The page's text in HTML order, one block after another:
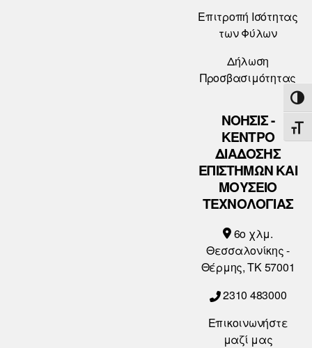
Επιτροπή Ισότητας
των Φύλων
Δήλωση
Προσβασιμότητας
ΝΟΗΣΙΣ -
ΚΕΝΤΡΟ
ΔΙΑΔΟΣΗΣ
ΕΠΙΣΤΗΜΩΝ ΚΑΙ
ΜΟΥΣΕΙΟ
ΤΕΧΝΟΛΟΓΙΑΣ
6o χλμ.
Θεσσαλονίκης -
Θέρμης, ΤΚ 57001
2310 483000
Επικοινωνήστε
μαζί μας